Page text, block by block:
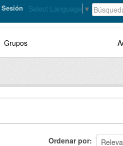
Select Language ▼
Grupos
Ordenar por